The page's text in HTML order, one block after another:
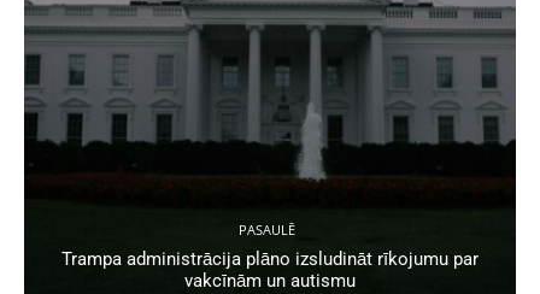
PASAULĒ
Trampa administrācija plāno izsludināt rīkojumu par
vakcīnām un autismu